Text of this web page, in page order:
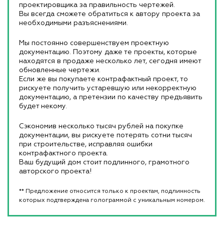
проектировщика за правильность чертежей.
Вы всегда сможете обратиться к автору проекта за
необходимыми разъяснениями.
Мы постоянно совершенствуем проектную
документацию. Поэтому даже те проекты, которые
находятся в продаже несколько лет, сегодня имеют
обновленные чертежи.
Если же вы покупаете контрафактный проект, то
рискуете получить устаревшую или некорректную
документацию, а претензии по качеству предъявить
будет некому.
Сэкономив несколько тысяч рублей на покупке
документации, вы рискуете потерять сотни тысяч
при строительстве, исправляя ошибки
контрафактного проекта.
Ваш будущий дом стоит подлинного, грамотного
авторского проекта!
** Предложение относится только к проектам, подлинность
которых подтверждена голограммой с уникальным номером.